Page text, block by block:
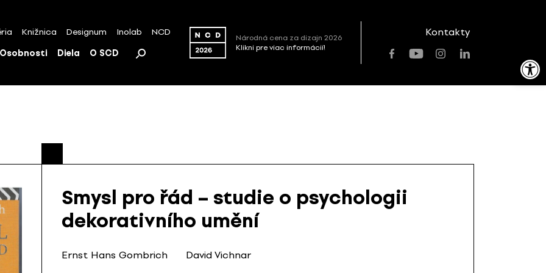
Open toolbar
Knižnica Designum Inolab NCD
Osobnosti Diela O SCD
Národná cena za dizajn 2026
Klikni pre viac informácií!
Kontakty
Smysl pro řád – studie o psychologii
dekorativního umění
Ernst Hans Gombrich David Vichnar